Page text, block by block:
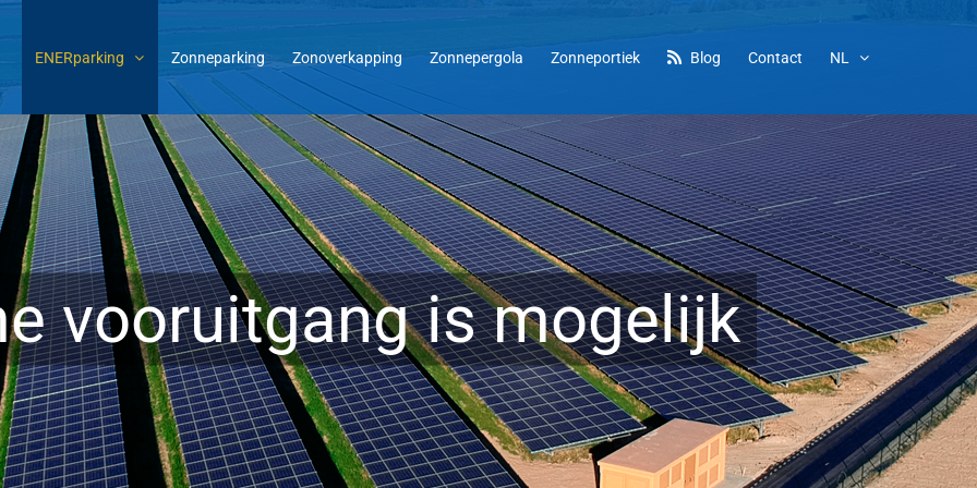
ENERparking Zonneparking Zonoverkapping Zonnepergola Zonneportiek Blog Contact NL
vooruitgang is mogelijk